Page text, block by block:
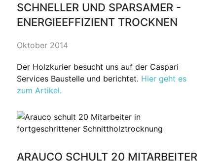
SCHNELLER UND SPARSAMER -
ENERGIEEFFIZIENT TROCKNEN
Oktober 2014
Der Holzkurier besucht uns auf der Caspari
Services Baustelle und berichtet. Hier geht es
zum Artikel.
ARAUCO SCHULT 20 MITARBEITER